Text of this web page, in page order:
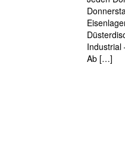
Industrial
Ab […]